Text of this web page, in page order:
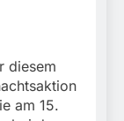
diesem
am 15.